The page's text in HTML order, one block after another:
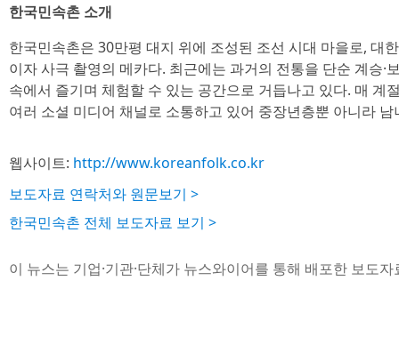
한국민속촌 소개
한국민속촌은 30만평 대지 위에 조성된 조선 시대 마을로, 대
이자 사극 촬영의 메카다. 최근에는 과거의 전통을 단순 계승·
속에서 즐기며 체험할 수 있는 공간으로 거듭나고 있다. 매 계
여러 소셜 미디어 채널로 소통하고 있어 중장년층뿐 아니라
웹사이트: http://www.koreanfolk.co.kr
보도자료 연락처와 원문보기 >
한국민속촌 전체 보도자료 보기 >
이 뉴스는 기업·기관·단체가 뉴스와이어를 통해 배포한 보도